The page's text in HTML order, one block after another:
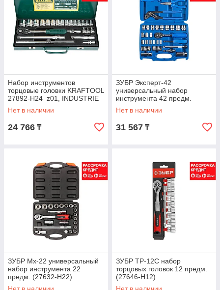
Набор инструментов
торцовые головки KRAFTOOL
27892-H24_z01, INDUSTRIE
QUALITAT, универсальный,
Cr-V,
Нет в наличии
24 766 ₸
ЗУБР Эксперт-42
универсальный набор
инструмента 42 предм.
Серия Профессионал.
(27672-H42)
Нет в наличии
31 567 ₸
ЗУБР Mx-22 универсальный
набор инструмента 22
предм. (27632-H22)
ЗУБР ТР-12С набор
торцовых головок 12 предм.
(27646-H12)